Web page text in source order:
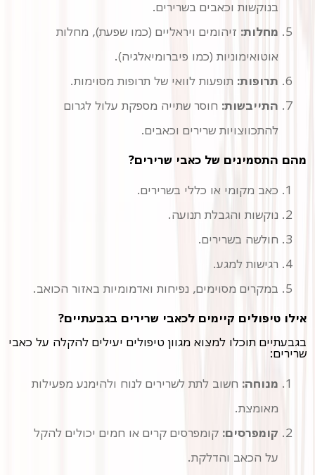
בנוקשות וכאבים בשרירים.
מחלות:
אוטואימוניות (כמו פיברומיאלגיה).
תרופות: תופעות לוואי של תרופות מסוימות.
התייבשות:
להתכווצויות שרירים וכאבים.
מהם התסמינים של כאבי שרירים?
כאב מקומי או כללי בשרירים.
נוקשות והגבלת תנועה.
חולשה בשרירים.
רגישות למגע.
במקרים מסוימים, נפיחות ואדמומיות באזור הכואב.
אילו טיפולים קיימים לכאבי שרירים בגבעתיים?
שרירים:
מנוחה:
מאומצת.
קומפרסים:
על הכאב והדלקת.